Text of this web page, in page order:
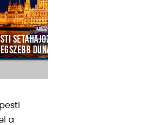
sétahajózás Budapest
dunai szakaszán
a